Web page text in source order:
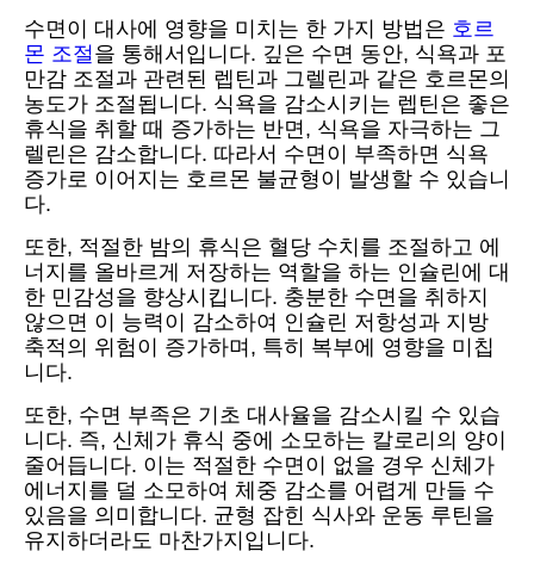
수면이 대사에 영향을 미치는 한 가지 방법은 호르
몬 조절 을 통해서입니다. 깊은 수면 동안, 식욕과 포
만감 조절과 관련된 렙틴과 그렐린과 같은 호르몬의
농도가 조절됩니다. 식욕을 감소시키는 렙틴은 좋은
휴식을 취할 때 증가하는 반면, 식욕을 자극하는 그
렐린은 감소합니다. 따라서 수면이 부족하면 식욕
증가로 이어지는 호르몬 불균형이 발생할 수 있습니
다.
또한, 적절한 밤의 휴식은 혈당 수치를 조절하고 에
너지를 올바르게 저장하는 역할을 하는 인슐린에 대
한 민감성을 향상시킵니다. 충분한 수면을 취하지
않으면 이 능력이 감소하여 인슐린 저항성과 지방
축적의 위험이 증가하며, 특히 복부에 영향을 미칩
니다.
또한, 수면 부족은 기초 대사율을 감소시킬 수 있습
니다. 즉, 신체가 휴식 중에 소모하는 칼로리의 양이
줄어듭니다. 이는 적절한 수면이 없을 경우 신체가
에너지를 덜 소모하여 체중 감소를 어렵게 만들 수
있음을 의미합니다. 균형 잡힌 식사와 운동 루틴을
유지하더라도 마찬가지입니다.